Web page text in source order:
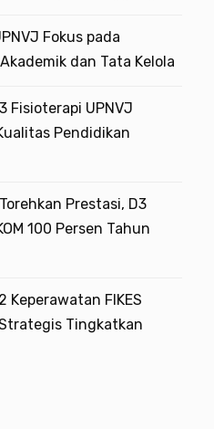
Fokus pada
dan Tata Kelola
Fisioterapi UPNVJ
Pendidikan
Prestasi, D3
100 Persen Tahun
FIKES
Tingkatkan